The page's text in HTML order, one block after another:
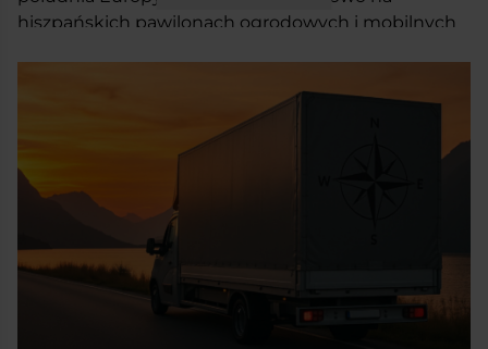
hiszpańskich pawilonach ogrodowych i mobilnych
światło – one budują całą estetykę domku.
Przestrzeń optycznie się otwiera, a wnętrze łapie
naturalny rytm dnia. Przez to konstrukcja wydaje się
lżejsza, bardziej otwarta i uniwersalna – niezależnie,
czy postawisz ją wśród zieleni, na działce, czy na
Dach jednospadowy o niskim kącie nachylenia tylko
to podkreśla – jest nowocześnie, czysto i
funkcjonalnie. To forma, która nie krzyczy, ale robi